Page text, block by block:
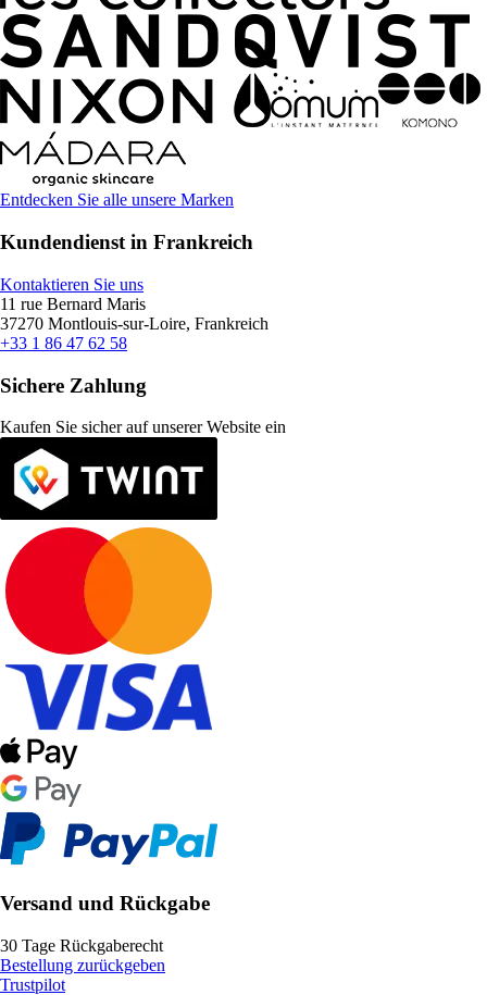
Entdecken Sie alle unsere Marken
Kundendienst in Frankreich
Kontaktieren Sie uns
11 rue Bernard Maris
37270 Montlouis-sur-Loire, Frankreich
+33 1 86 47 62 58
Sichere Zahlung
Kaufen Sie sicher auf unserer Website ein
Versand und Rückgabe
30 Tage Rückgaberecht
Bestellung zurückgeben
Trustpilot